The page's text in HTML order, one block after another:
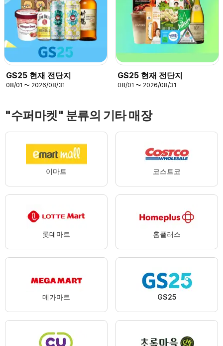
GS25 현재 전단지
08/01 〜 2026/08/31
GS25 현재 전단지
08/01 〜 2026/08/31
"수퍼마켓" 분류의 기타 매장
이마트 코스트코
롯데마트 홈플러스
메가마트 GS25